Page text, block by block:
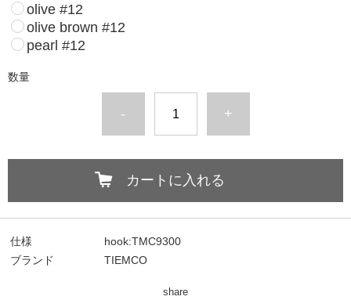
olive #12
olive brown #12
pearl #12
数量
- +
カートに入れる
仕様
hook:TMC9300
ブランド
TIEMCO
share